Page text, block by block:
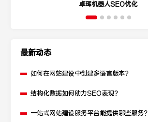
卓珲机器人SEO优化
最新动态
如何在网站建设中创建多语言版本？
结构化数据如何助力SEO表现？
一站式网站建设服务平台能提供哪些服务？